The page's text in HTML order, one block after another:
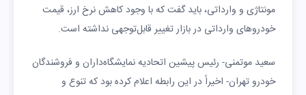
مونتاژی و وارداتی، باید گفت که با وجود کاهش نرخ ارز، قیمت
خودروهای وارداتی در بازار تغییر قابل‌توجهی نداشته است.
سعید موتمنی- رئیس پیشین اتحادیه نمایشگاه‌داران و فروشندگان
خودرو تهران- اخیراً در این رابطه اعلام کرده بود که تنوع و